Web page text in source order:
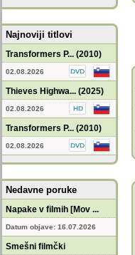
Najnoviji titlovi
Transformers P... (2010)
02.08.2026
Thieves Highwa... (2025)
02.08.2026
Transformers P... (2010)
02.08.2026
Nedavne poruke
Napake v filmih [Mov ...
Datum objave: 16.07.2026
Smešni filmčki